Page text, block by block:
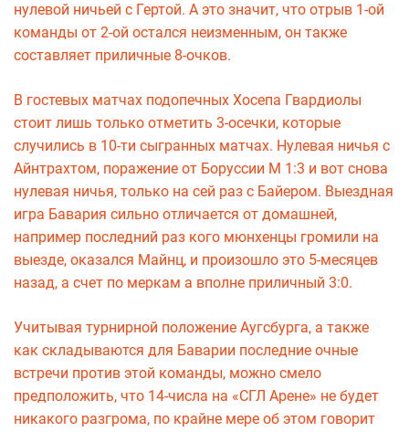
нулевой ничьей с Гертой. А это значит, что отрыв 1-ой
команды от 2-ой остался неизменным, он также
составляет приличные 8-очков.
В гостевых матчах подопечных Хосепа Гвардиолы
стоит лишь только отметить 3-осечки, которые
случились в 10-ти сыгранных матчах. Нулевая ничья с
Айнтрахтом, поражение от Боруссии М 1:3 и вот снова
нулевая ничья, только на сей раз с Байером. Выездная
игра Бавария сильно отличается от домашней,
например последний раз кого мюнхенцы громили на
выезде, оказался Майнц, и произошло это 5-месяцев
назад, а счет по меркам а вполне приличный 3:0.
Учитывая турнирной положение Аугсбурга, а также
как складываются для Баварии последние очные
встречи против этой команды, можно смело
предположить, что 14-числа на «СГЛ Арене» не будет
никакого разгрома, по крайне мере об этом говорит